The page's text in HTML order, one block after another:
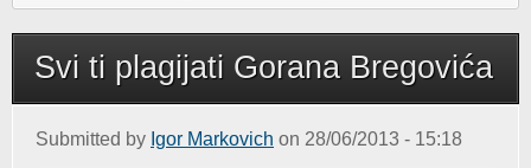
Svi ti plagijati Gorana Bregovića
Submitted by Igor Markovich on 28/06/2013 - 15:18